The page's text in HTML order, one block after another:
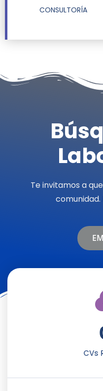
CONSULTORÍA
Te invitamos a
comunidad.
CVs